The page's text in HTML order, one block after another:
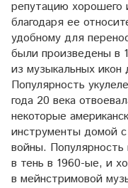
репутацию хорошего
благодаря ее
удобному для
были произведены в
из музыкальных икон
Популярность
года 20 века
некоторые
инструменты домой
войны. Популярность
в тень в 1960-ые, и
в мейнстримовой